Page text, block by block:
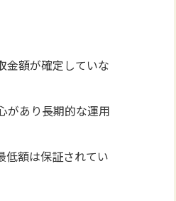
金額が確定していな
があり長期的な運用
低額は保証されてい